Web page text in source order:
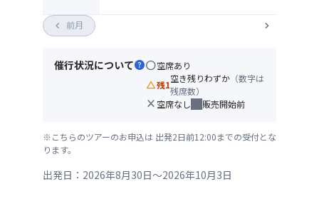
chevron_left 前月 chevron_right
催行状況についてhelpcircle空席あり
change_history残1
空き残りわずか （数字は
残席数）
close 空席なし 販売開始前
※こちらのツアーのお申込は 出発2日前12:00までの受付とな
ります。
出発日：2026年8月30日～2026年10月3日